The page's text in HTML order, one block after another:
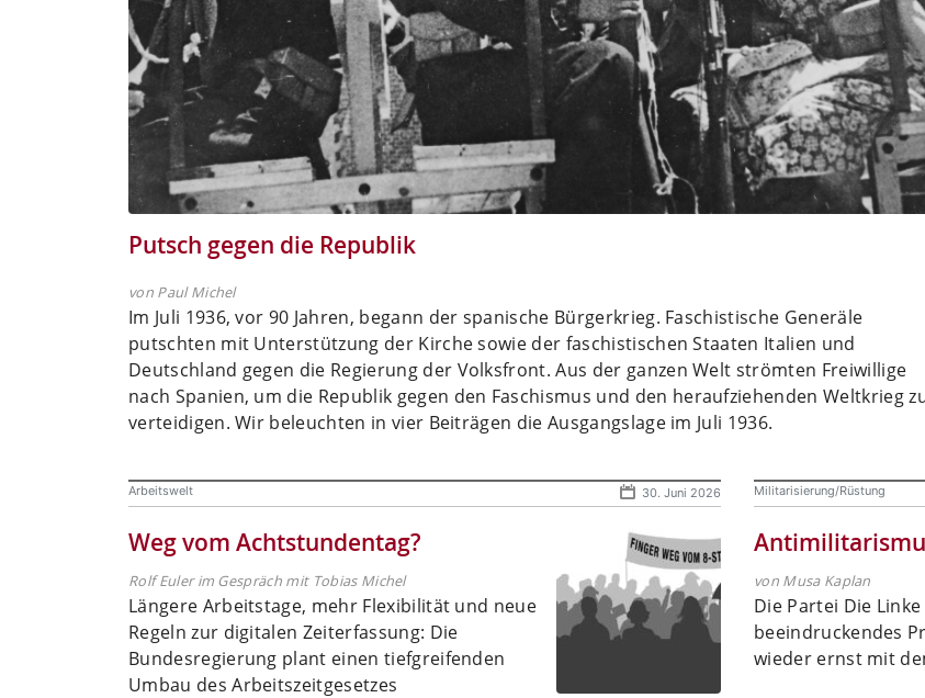
Putsch gegen die Republik
von Paul Michel
Im Juli 1936, vor 90 Jahren, begann der spanische Bürgerkrieg. Faschistische Generäle
putschten mit Unterstützung der Kirche sowie der faschistischen Staaten Italien und
Deutschland gegen die Regierung der Volksfront. Aus der ganzen Welt strömten Freiwillige
nach Spanien, um die Republik gegen den Faschismus und den heraufziehenden Weltkrieg
verteidigen. Wir beleuchten in vier Beiträgen die Ausgangslage im Juli 1936.
Arbeitswelt 30. Juni 2026
Weg vom Achtstundentag?
Rolf Euler im Gespräch mit Tobias Michel
Längere Arbeitstage, mehr Flexibilität und neue
Regeln zur digitalen Zeiterfassung: Die
Bundesregierung plant einen tiefgreifenden
Umbau des Arbeitszeitgesetzes
Militarisierung/Rüstung
von Musa Kaplan
Die Partei Die
beeindruckendes
wieder ernst mit